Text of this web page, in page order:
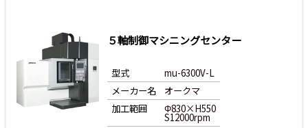
５軸制御マシニングセンター
型式
mu-6300V-L
メーカー名
オークマ
加工範囲
Φ830×H550
S12000rpm